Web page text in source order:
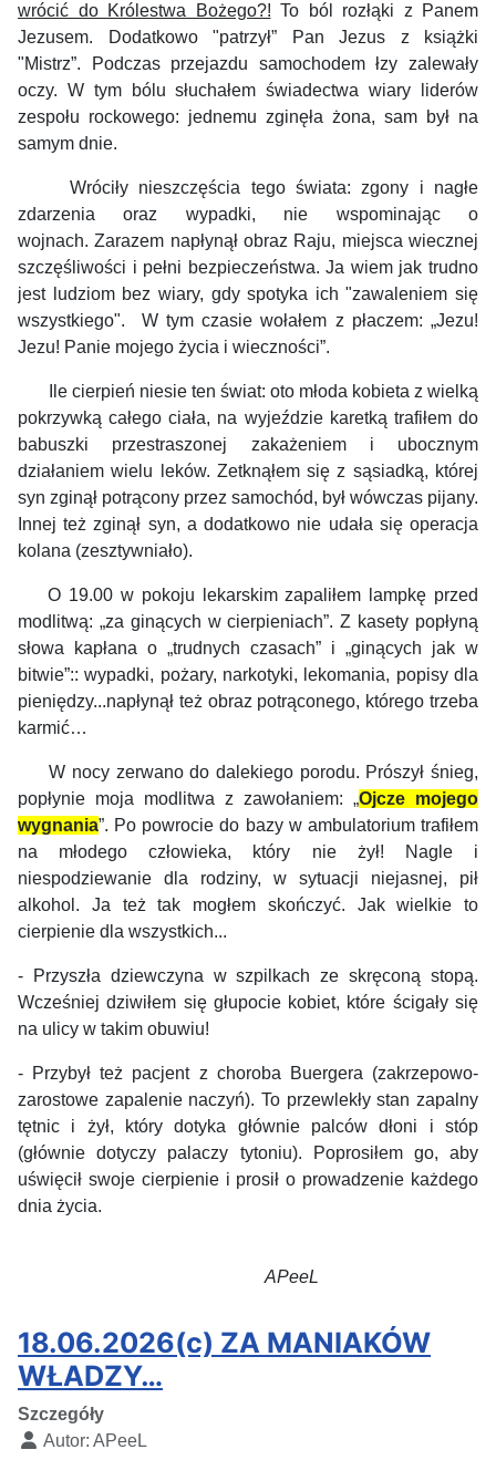
wrócić do Królestwa Bożego?! To ból rozłąki z Panem
Jezusem. Dodatkowo "patrzył” Pan Jezus z książki
"Mistrz”. Podczas przejazdu samochodem łzy zalewały
oczy. W tym bólu słuchałem świadectwa wiary liderów
zespołu rockowego: jednemu zginęła żona, sam był na
samym dnie.
Wróciły nieszczęścia tego świata: zgony i nagłe
zdarzenia oraz wypadki, nie wspominając o
wojnach. Zarazem napłynął obraz Raju, miejsca wiecznej
szczęśliwości i pełni bezpieczeństwa. Ja wiem jak trudno
jest ludziom bez wiary, gdy spotyka ich "zawaleniem się
wszystkiego". W tym czasie wołałem z płaczem: „Jezu!
Jezu! Panie mojego życia i wieczności”.
Ile cierpień niesie ten świat: oto młoda kobieta z wielką
pokrzywką całego ciała, na wyjeździe karetką trafiłem do
babuszki przestraszonej zakażeniem i ubocznym
działaniem wielu leków. Zetknąłem się z sąsiadką, której
syn zginął potrącony przez samochód, był wówczas pijany.
Innej też zginął syn, a dodatkowo nie udała się operacja
kolana (zesztywniało).
O 19.00 w pokoju lekarskim zapaliłem lampkę przed
modlitwą: „za ginących w cierpieniach”.Z kasety popłyną
słowa kapłana o „trudnych czasach” i „ginących jak w
bitwie”:: wypadki, pożary, narkotyki, lekomania, popisy dla
pieniędzy...napłynął też obraz potrąconego, którego trzeba
karmić…
W nocy zerwano do dalekiego porodu. Prószył śnieg,
popłynie moja modlitwa z zawołaniem: „Ojcze mojego
wygnania”. Po powrocie do bazy w ambulatorium trafiłem
na młodego człowieka, który nie żył! Nagle i
niespodziewanie dla rodziny, w sytuacji niejasnej, pił
alkohol. Ja też tak mogłem skończyć. Jak wielkie to
cierpienie dla wszystkich...
- Przyszła dziewczyna w szpilkach ze skręconą stopą.
Wcześniej dziwiłem się głupocie kobiet, które ścigały się
na ulicy w takim obuwiu!
- Przybył też pacjent z choroba Buergera (zakrzepowo-
zarostowe zapalenie naczyń). To przewlekły stan zapalny
tętnic i żył, który dotyka głównie palców dłoni i stóp
(głównie dotyczy palaczy tytoniu). Poprosiłem go, aby
uświęcił swoje cierpienie i prosił o prowadzenie każdego
dnia życia.
APeeL
18.06.2026(c) ZA MANIAKÓW
WŁADZY…
Szczegóły
Autor: APeeL